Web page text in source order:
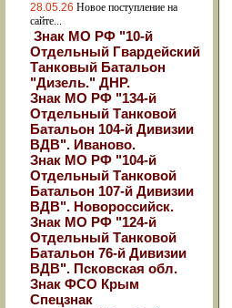
28.05.26 Новое поступление на
сайте...
Знак МО РФ "10-й
Отдельный Гвардейский
Танковый Батальон
"Дизель." ДНР.
Знак МО РФ "134-й
Отдельный Танковой
Батальон 104-й Дивизии
ВДВ". Иваново.
Знак МО РФ "104-й
Отдельный Танковой
Батальон 107-й Дивизии
ВДВ". Новороссийск.
Знак МО РФ "124-й
Отдельный Танковой
Батальон 76-й Дивизии
ВДВ". Псковская обл.
Знак ФСО Крым
Спецзнак